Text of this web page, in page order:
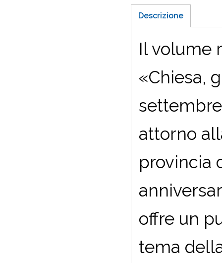
Descrizione
Il volume
«Chiesa,
attorno
provincia
offre un
tema